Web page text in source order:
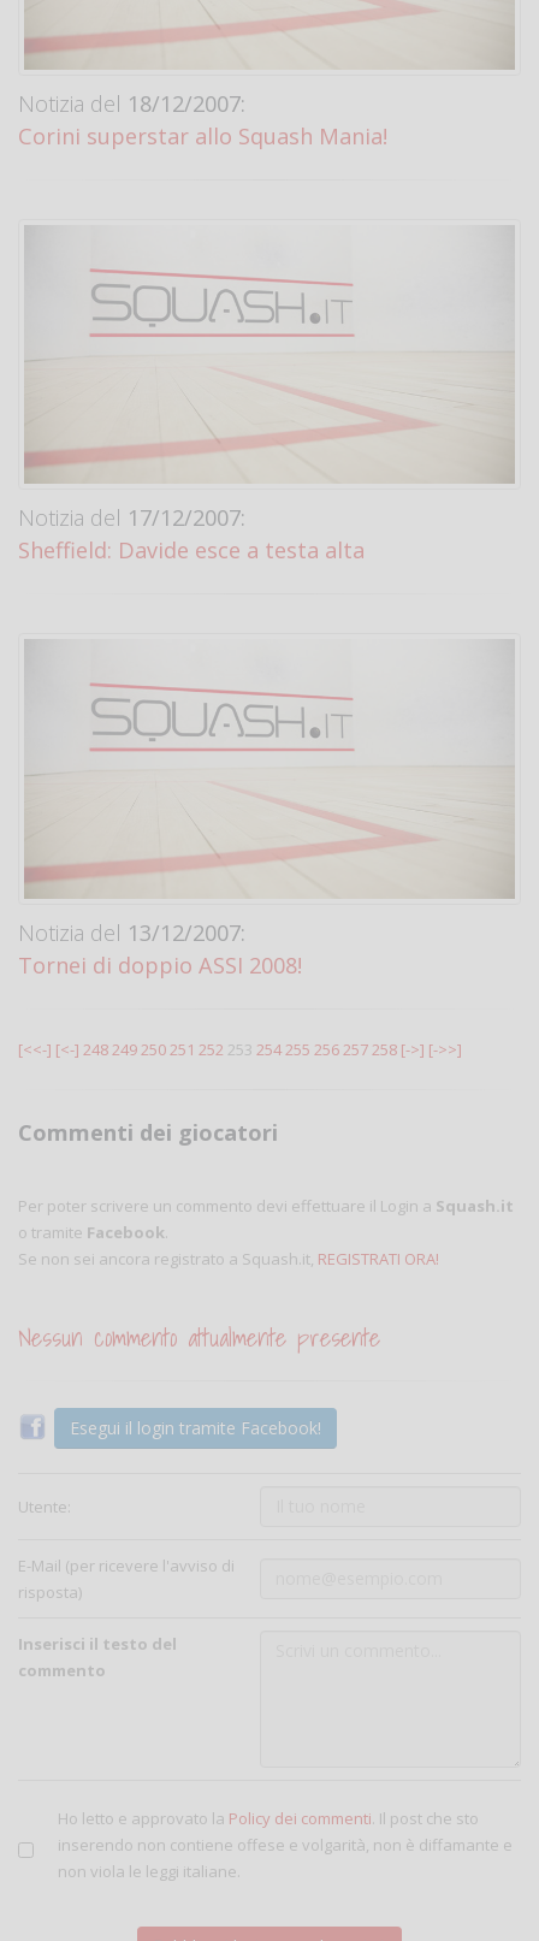
Notizia del 18/12/2007:
Corini superstar allo Squash Mania!
Notizia del 17/12/2007:
Sheffield: Davide esce a testa alta
Notizia del 13/12/2007:
Tornei di doppio ASSI 2008!
[<<-] [<-] 248249250251 252 253 254255 256257258 [->] [->>]
Commenti dei giocatori
Per poter scrivere un commento devi effettuare il Login a Squash.it
o tramite Facebook.
Se non sei ancora registrato a Squash.it, REGISTRATI ORA!
Nessun commento attualmente presente
Esegui il login tramite Facebook!
Utente:
E-Mail (per ricevere l'avviso di
risposta)
Inserisci il testo del
commento
Ho letto e approvato la Policy dei commenti. Il post che sto
inserendo non contiene offese e volgarità, non è diffamante e
non viola le leggi italiane.